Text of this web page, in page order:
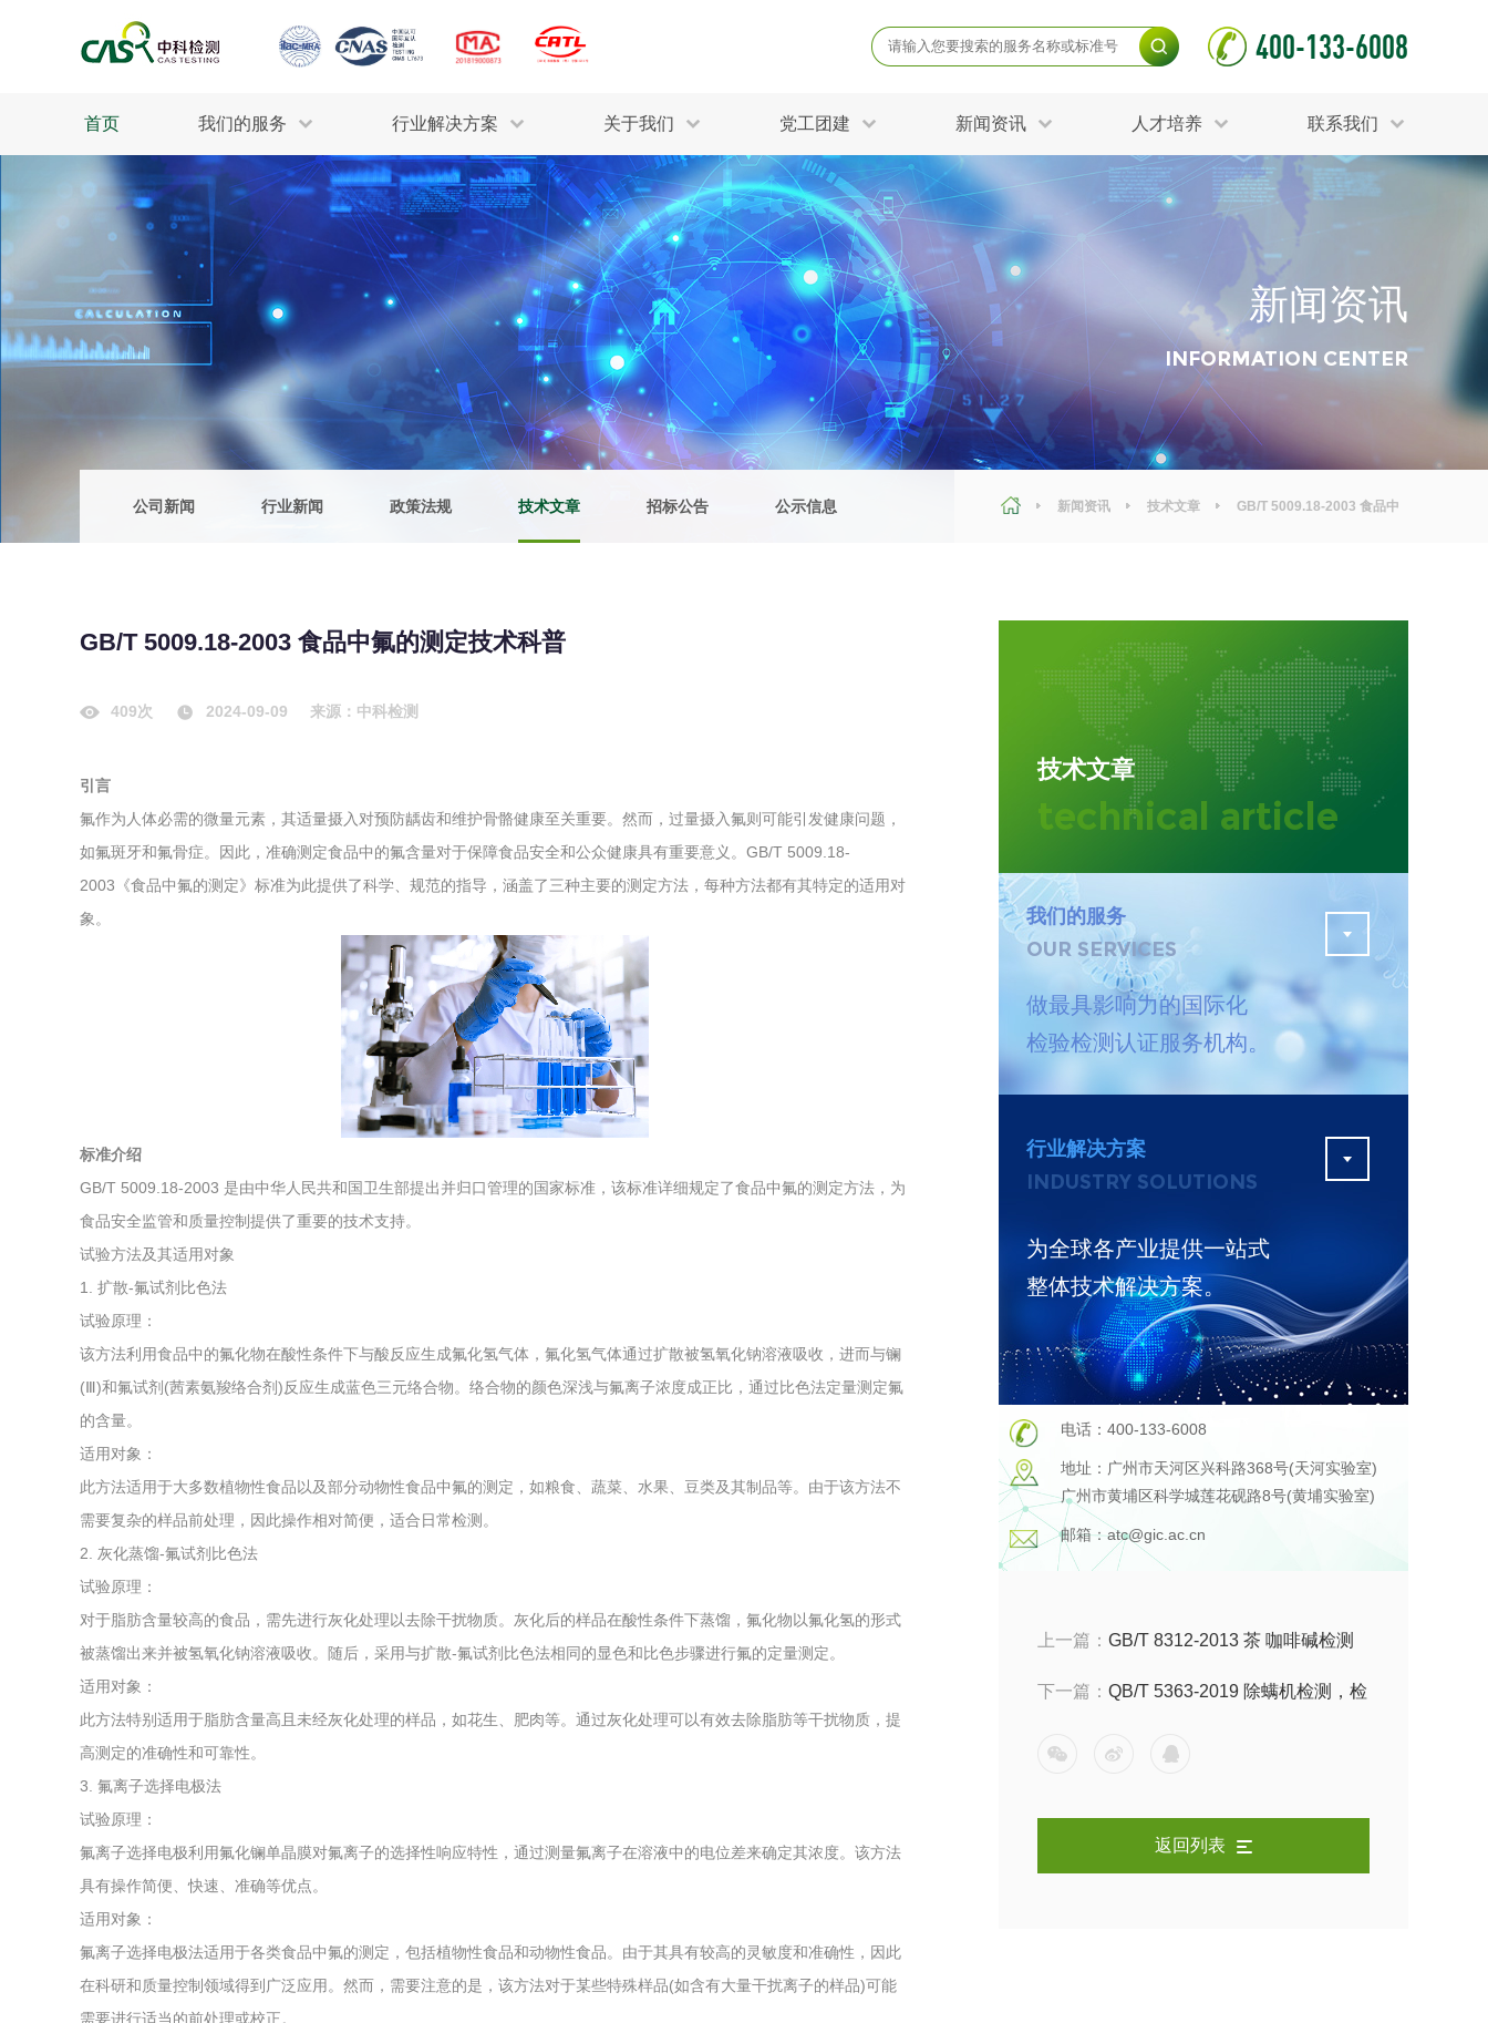
400-133-6008
首页 我们的服务 行业解决方案 关于我们 党工团建 新闻资讯 人才培养 联系我们
生态环保
工业材料
美妆消毒
石油化工
轻工产品
制药医疗
建筑材料
农副产品
专项服务
综合检测
检测服务
污水检测 三废监测 电磁辐射检测 声环境与振动检测
废气检测 二噁英检测 土壤检测
评估调查
耕地质量评价 矿山资源调查 危险废物鉴别 危废鉴定
场地调查 环境风险评估 农用地土壤调查 更多
清洁生产审核 更多
测绘测量
轨道交通变形监测
VOCs废气治理 固废处理工程
综合利用工程 更多
在线咨询
行业解决方案
INDUSTRY SOLUTIONS
为全球各产业提供一站式
整体技术解决方案。
产品质量鉴定
固废危废鉴定
土壤场地调查
生态环境检测
消毒检测备案
空气净化检测
公共卫生检测
病毒杀灭试验
防护产品检测
成分分析化验
有毒有害检测
运动场地检测
涉水产品检测
放射卫生检测
食品安全检测
洁净度检测
化妆品检测
水资源检测
毒理检测
光伏检测
新闻资讯
INFORMATION CENTER
公司新闻 行业新闻 政策法规 技术文章 招标公告 公示信息 新闻资讯 技术文章 GB/T 5009.18-2003 食品中
GB/T 5009.18-2003 食品中氟的测定技术科普
409次 2024-09-09 来源：中科检测
引言
氟作为人体必需的微量元素，其适量摄入对预防龋齿和维护骨骼健康至关重要。然而，过量摄入氟则可能引发健康问题，
如氟斑牙和氟骨症。因此，准确测定食品中的氟含量对于保障食品安全和公众健康具有重要意义。GB/T 5009.18-
2003《食品中氟的测定》标准为此提供了科学、规范的指导，涵盖了三种主要的测定方法，每种方法都有其特定的适用对
象。
标准介绍
GB/T 5009.18-2003 是由中华人民共和国卫生部提出并归口管理的国家标准，该标准详细规定了食品中氟的测定方法，为
食品安全监管和质量控制提供了重要的技术支持。
试验方法及其适用对象
1. 扩散-氟试剂比色法
试验原理：
该方法利用食品中的氟化物在酸性条件下与酸反应生成氟化氢气体，氟化氢气体通过扩散被氢氧化钠溶液吸收，进而与镧
(Ⅲ)和氟试剂(茜素氨羧络合剂)反应生成蓝色三元络合物。络合物的颜色深浅与氟离子浓度成正比，通过比色法定量测定氟
的含量。
适用对象：
此方法适用于大多数植物性食品以及部分动物性食品中氟的测定，如粮食、蔬菜、水果、豆类及其制品等。由于该方法不
需要复杂的样品前处理，因此操作相对简便，适合日常检测。
2. 灰化蒸馏-氟试剂比色法
试验原理：
对于脂肪含量较高的食品，需先进行灰化处理以去除干扰物质。灰化后的样品在酸性条件下蒸馏，氟化物以氟化氢的形式
被蒸馏出来并被氢氧化钠溶液吸收。随后，采用与扩散-氟试剂比色法相同的显色和比色步骤进行氟的定量测定。
适用对象：
此方法特别适用于脂肪含量高且未经灰化处理的样品，如花生、肥肉等。通过灰化处理可以有效去除脂肪等干扰物质，提
高测定的准确性和可靠性。
3. 氟离子选择电极法
试验原理：
氟离子选择电极利用氟化镧单晶膜对氟离子的选择性响应特性，通过测量氟离子在溶液中的电位差来确定其浓度。该方法
具有操作简便、快速、准确等优点。
适用对象：
氟离子选择电极法适用于各类食品中氟的测定，包括植物性食品和动物性食品。由于其具有较高的灵敏度和准确性，因此
在科研和质量控制领域得到广泛应用。然而，需要注意的是，该方法对于某些特殊样品(如含有大量干扰离子的样品)可能
需要进行适当的前处理或校正。
技术文章
technical article
我们的服务
OUR SERVICES
做最具影响力的国际化
检验检测认证服务机构。
行业解决方案
INDUSTRY SOLUTIONS
为全球各产业提供一站式
整体技术解决方案。
电话：400-133-6008
地址：广州市天河区兴科路368号(天河实验室)
广州市黄埔区科学城莲花砚路8号(黄埔实验室)
邮箱：atc@gic.ac.cn
上一篇： GB/T 8312-2013 茶 咖啡碱检测
介绍
下一篇： QB/T 5363-2019 除螨机检测，检
测项目有哪些？
返回列表